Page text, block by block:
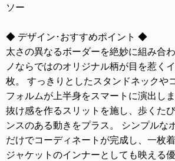
ソー
◆ デザイン･おすすめポイント ◆
太さの異なるボーダーを絶妙に組み合
ノならではのオリジナル柄が目を惹く
枚。 すっきりとしたスタンドネックや
フォルムが上半身をスマートに演出し
抜け感を作るスリットを施し、歩くた
ンスのある動きをプラス。 シンプルな
だけでコーディネートが完成し、一枚
ジャケットのインナーとしても映える